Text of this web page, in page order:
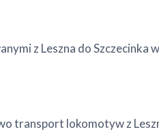
z Leszna do
transport lokomotyw z